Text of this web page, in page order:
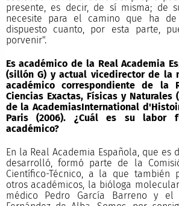
presente, es decir, de sí misma; de
necesite para el camino que ha
dispuesto cuanto, por esta parte,
porvenir".
Es académico de la Real Academia
(sillón G) y actual vicedirector de la
académico correspondiente de la
Ciencias Exactas, Físicas y Naturales
de la AcademiasInternational
Paris (2006). ¿Cuál es su labor
académico?
En la Real Academia Española, que es
desarrolló, formó parte de la
Científico-Técnico, a la que también
otros académicos, la bióloga
médico Pedro García Barreno y el